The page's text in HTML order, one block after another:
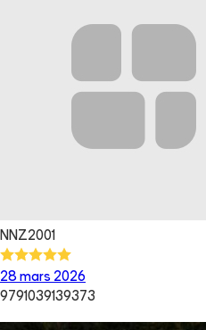
NNZ2001
28 mars 2026
9791039139373